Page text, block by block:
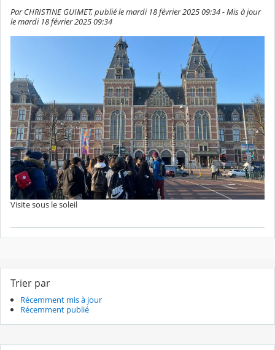
Par CHRISTINE GUIMET, publié le mardi 18 février 2025 09:34 - Mis à jour
le mardi 18 février 2025 09:34
Visite sous le soleil
Trier par
Récemment mis à jour
Récemment publié